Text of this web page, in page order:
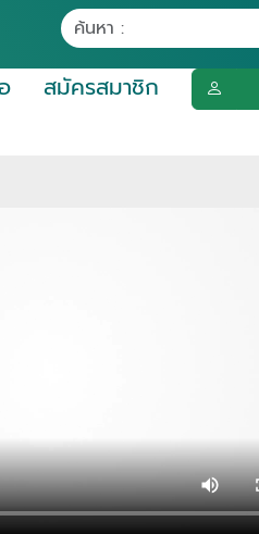
สมัครสมาชิก